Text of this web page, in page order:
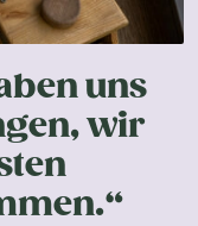
uns
wir